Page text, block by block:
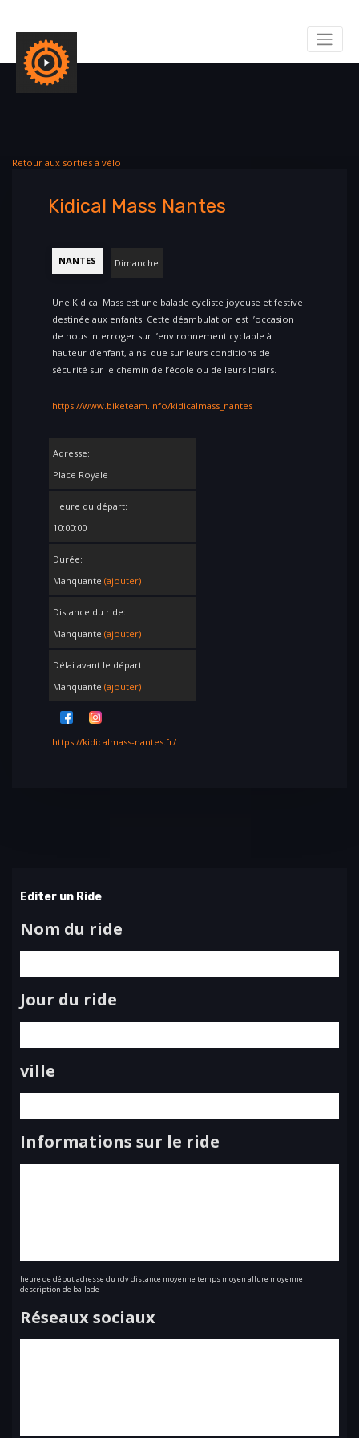
Retour aux sorties à vélo
Kidical Mass Nantes
NANTES Dimanche
Une Kidical Mass est une balade cycliste joyeuse et festive
destinée aux enfants. Cette déambulation est l’occasion
de nous interroger sur l’environnement cyclable à
hauteur d’enfant, ainsi que sur leurs conditions de
sécurité sur le chemin de l’école ou de leurs loisirs.
https://www.biketeam.info/kidicalmass_nantes
Adresse:
Place Royale
Heure du départ:
10:00:00
Durée:
Manquante (ajouter)
Distance du ride:
Manquante (ajouter)
Délai avant le départ:
Manquante (ajouter)
https://kidicalmass-nantes.fr/
Editer un Ride
Nom du ride
Jour du ride
ville
Informations sur le ride
heure de début adresse du rdv distance moyenne temps moyen allure moyenne
description de ballade
Réseaux sociaux